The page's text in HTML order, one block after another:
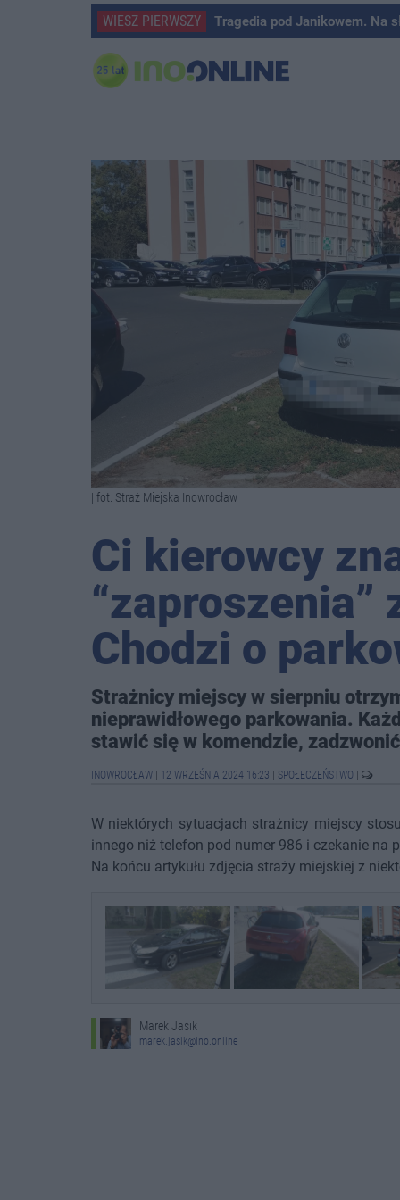
WIESZ PIERWSZY Tragedia pod Janikowem. Na
| fot. Straż Miejska Inowrocław
Ci kierowcy
“zaproszenia”
Chodzi o
Strażnicy miejscy w sierpniu
nieprawidłowego parkowania.
stawić się w komendzie,
INOWROCŁAW 12 WRZEŚNIA 2024 16:23 SPOŁECZEŃSTWO
W niektórych sytuacjach strażnicy miejscy
innego niż telefon pod numer 986 i czekanie na
Na końcu artykułu zdjęcia straży miejskiej z
Marek Jasik
marek.jasik@ino.online